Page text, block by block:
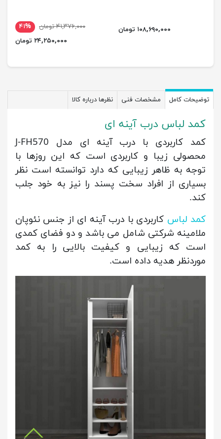
۱۰۸,۶۹۰,۰۰۰ تومان ۴۱,۳۷۶,۰۰۰ تومان
۴۱%
۲۴,۲۵۰,۰۰۰ تومان
توضیحات کامل مشخصات فنی نظرها درباره کالا
کمد لباس درب آینه ای
کمد کاربردی با درب آینه ای مدل J-FH570
محصولی زیبا و کاربردی است که این روزها با
توجه به ظاهر زیبایی که دارد توانسته است نظر
بسیاری از افراد سخت پسند را نیز به خود جلب
کند.
کمد لباس کاربردی با درب آینه ای از جنس نئوپان
ملامینه شرکتی شامل می باشد و دو فضای کمدی
است که زیبایی و کیفیت بالایی را به کمد
موردنظر هدیه داده است.